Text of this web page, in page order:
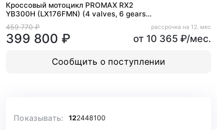
Кроссовый мотоцикл PROMAX RX2
YB300H (LX176FMN) (4 valves, 6 gears)
Фиолетовый
459 770 ₽
399 800 ₽
рассрочка на 12. мес
от 10 365 ₽/мес.
Сообщить о поступлении
Показывать: 122448100